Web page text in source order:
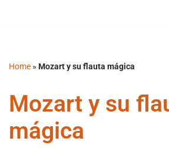
Home » Mozart y su flauta mágica
Mozart y su
mágica